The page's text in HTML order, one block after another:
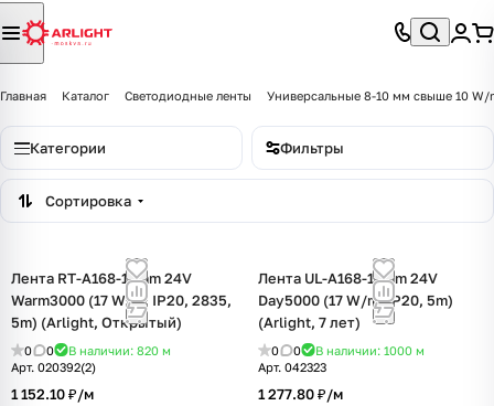
Главная Каталог Светодиодные ленты Универсальные 8-10 мм свыше 10 W/
Категории Фильтры
Сортировка
Лента RT-A168-10mm 24V
Warm3000 (17 W/m, IP20, 2835,
5m) (Arlight, Открытый)
0 0 В наличии: 820 м
Арт. 020392(2)
1 152.10 ₽/м
Лента UL-A168-10mm 24V
Day5000 (17 W/m, IP20, 5m)
(Arlight, 7 лет)
0 0 В наличии: 1000 м
Арт. 042323
1 277.80 ₽/м